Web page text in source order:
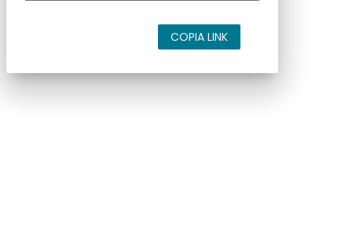
COPIA LINK